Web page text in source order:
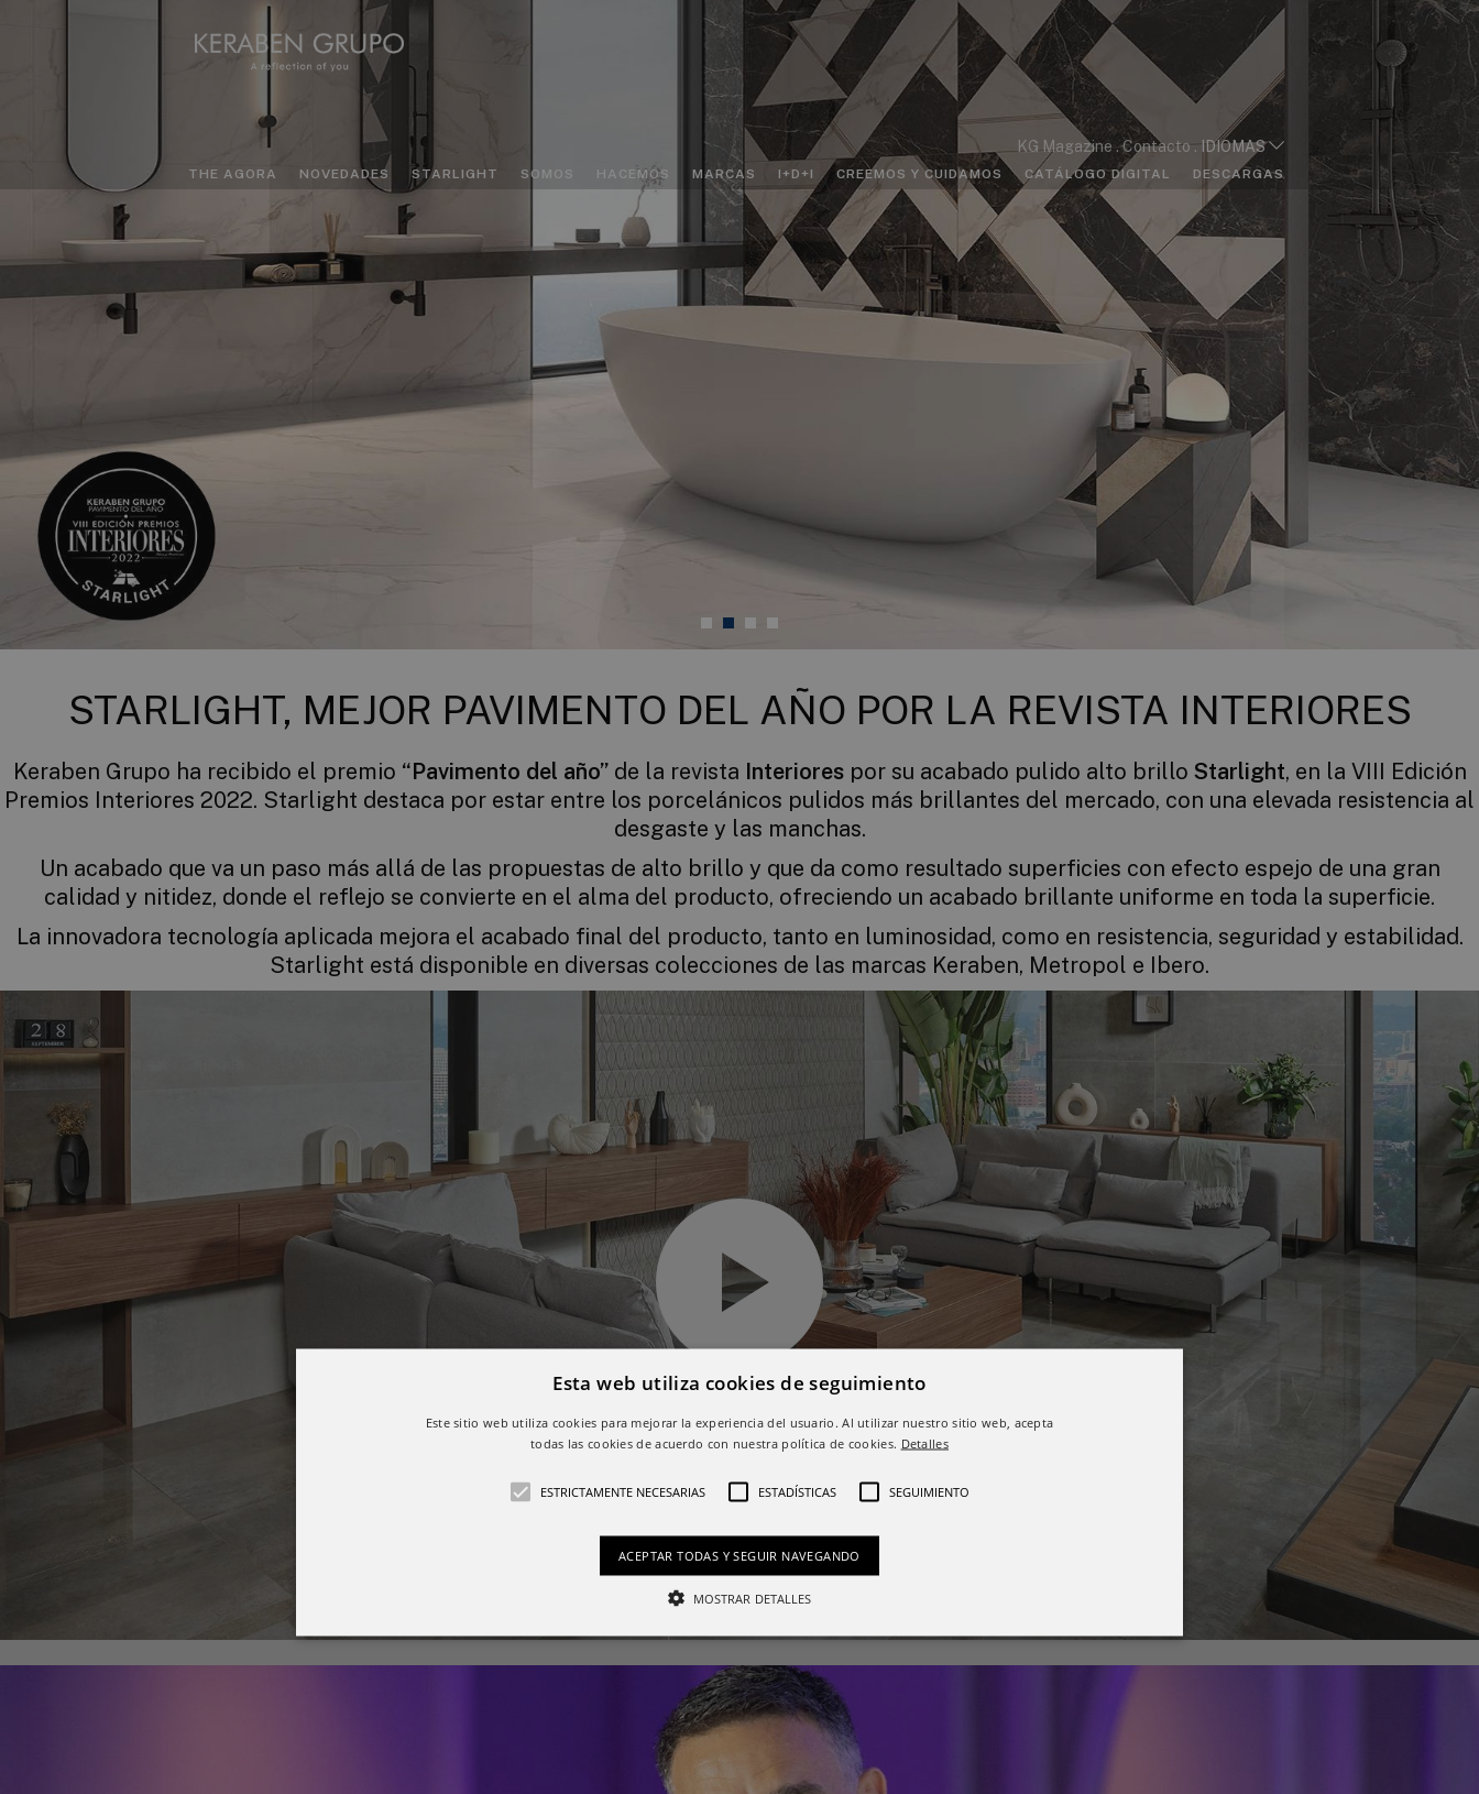
KG Magazine Contacto IDIOMAS
THE AGORA NOVEDADES STARLIGHT SOMOS HACEMOS MARCAS I+D+I CREEMOS Y CUIDAMOS CATÁLOGO DIGITAL DESCARGAS
STARLIGHT, MEJOR PAVIMENTO DEL AÑO POR LA REVISTA INTERIORES
Keraben Grupo ha recibido el premio “Pavimento del año”de la revista Interiorespor su acabado pulido alto brillo Starlight, en la VIII Edición
Premios Interiores 2022. Starlight destaca por estar entre los porcelánicos pulidos más brillantes del mercado, con una elevada resistencia al
desgaste y las manchas.
Un acabado que va un paso más allá de las propuestas de alto brillo y que da como resultado superficies con efecto espejo de una gran
calidad y nitidez, donde el reflejo se convierte en el alma del producto, ofreciendo un acabado brillante uniforme en toda la superficie.
La innovadora tecnología aplicada mejora el acabado final del producto, tanto en luminosidad, como en resistencia, seguridad y estabilidad.
Starlight está disponible en diversas colecciones de las marcas Keraben, Metropol e Ibero.
Esta web utiliza cookies de seguimiento
Este sitio web utiliza cookies para mejorar la experiencia del usuario. Al utilizar nuestro sitio web, acepta
todas las cookies de acuerdo con nuestra política de cookies. Detalles
ESTRICTAMENTE NECESARIAS ESTADÍSTICAS SEGUIMIENTO
ACEPTAR TODAS Y SEGUIR NAVEGANDO
MOSTRAR DETALLES